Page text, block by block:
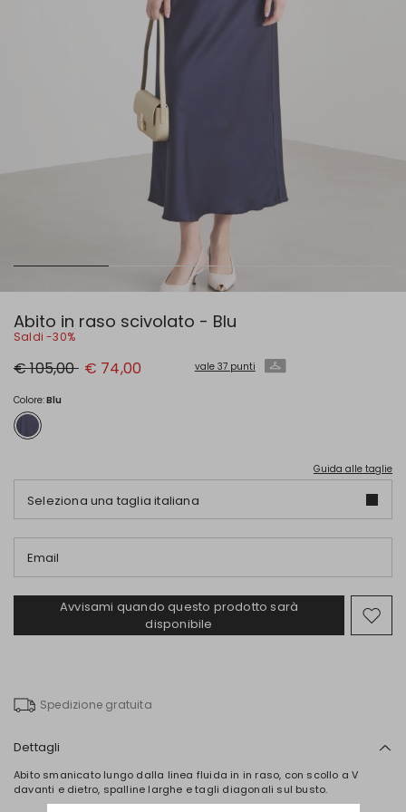
Abito in raso scivolato - Blu
Saldi -30%
Prezzo
originale
105,00
€ 105,00 Nuovo
prezzo
€ 74,00 vale 37 punti
Colore:Blu
Guida alle taglie
Seleziona una taglia italiana
Email
Avvisami quando questo prodotto sarà
disponibile
Spedizione gratuita
Dettagli
Abito smanicato lungo dalla linea fluida in in raso, con scollo a V
davanti e dietro, spalline larghe e tagli diagonali sul busto.